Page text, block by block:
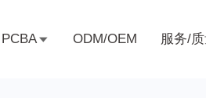
PCBA ODM/OEM 服务/